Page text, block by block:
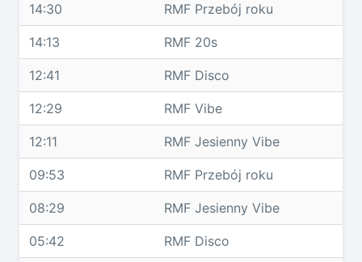
14:30 RMF Przebój roku
14:13 RMF 20s
12:41 RMF Disco
12:29 RMF Vibe
12:11 RMF Jesienny Vibe
09:53 RMF Przebój roku
08:29 RMF Jesienny Vibe
05:42 RMF Disco